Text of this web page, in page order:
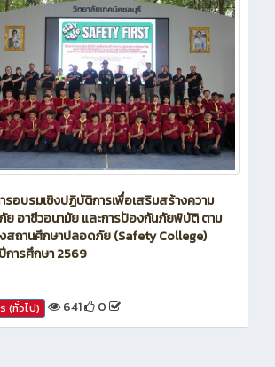
รอบรมเชิงปฏิบัติการเพื่อเสริมสร้างความ
อาชีวอนามัย และการป้องกันภัยพิบัติ ตาม
สถานศึกษาปลอดภัย (Safety College)
641 0